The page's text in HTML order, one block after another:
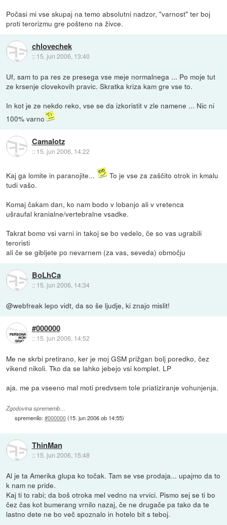
Počasi mi vse skupaj na temo absolutni nadzor, "varnost" ter boj
proti terorizmu gre pošteno na živce.
chlovechek
:: 15. jun 2006, 13:40
Uf, sam to pa res ze presega vse meje normalnega ... Po moje tut
ze krsenje clovekovih pravic. Skratka kriza kam gre vse to.
In kot je ze nekdo reko, vse se da izkoristit v zle namene ... Nic ni
100% varno
Camalotz
:: 15. jun 2006, 14:22
Kaj ga lomite in paranojite...
To je vse za zaščito otrok in kmalu
tudi vašo.
Komaj čakam dan, ko nam bodo v lobanjo ali v vretenca
ušraufal kranialne/vertebralne vsadke.
Takrat bomo vsi varni in takoj se bo vedelo, če so vas ugrabili
teroristi
ali če se gibljete po nevarnem (za vas, seveda) območju
BoLhCa
:: 15. jun 2006, 14:34
@webfreak lepo vidt, da so še ljudje, ki znajo mislit!
#000000
:: 15. jun 2006, 14:52
Me ne skrbi pretirano, ker je moj GSM prižgan bolj poredko, čez
vikend nikoli. Tko da se lahko jebejo vsi komplet. LP
aja. me pa vseeno mal moti predvsem tole priatiziranje vohunjenja.
Zgodovina sprememb…
spremenilo:#000000(15. jun 2006 ob 14:55)
ThinMan
:: 15. jun 2006, 15:48
Al je ta Amerika glupa ko točak. Tam se vse prodaja... upajmo da to
k nam ne pride.
Kaj ti to rabi; da boš otroka mel vedno na vrvici. Pismo sej se ti bo
čez čas kot bumerang vrnilo nazaj, če ne drugače pa tako da te
lastno dete ne bo več spoznalo in hotelo bit s teboj.